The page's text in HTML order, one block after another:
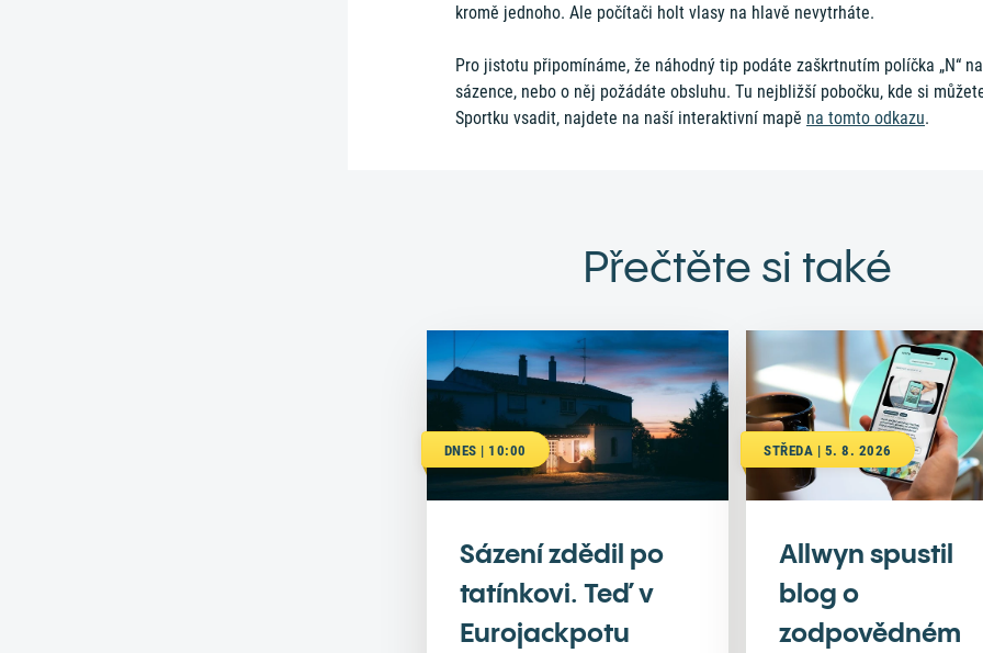
kromě jednoho. Ale počítači holt vlasy na hlavě nevytrháte.
Pro jistotu připomínáme, že náhodný tip podáte zaškrtnutím políčka „N“ na
sázence, nebo o něj požádáte obsluhu. Tu nejbližší pobočku, kde si
Sportku vsadit, najdete na naší interaktivní mapě na tomto odkazu.
Přečtěte si také
DNES | 10:00
Sázení zdědil po
tatínkovi. Teď v
Eurojackpotu
STŘEDA | 5. 8. 2026
Allwyn spustil
blog o
zodpovědném